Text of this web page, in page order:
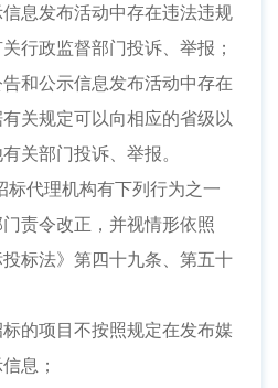
息发布活动中存在违法违规
行政监督部门投诉、举报；
和公示信息发布活动中存在
关规定可以向相应的省级以
关部门投诉、举报。
标代理机构有下列行为之一
责令改正，并视情形依照
投标法》第四十九条、第五十
标的项目不按照规定在发布媒
息；